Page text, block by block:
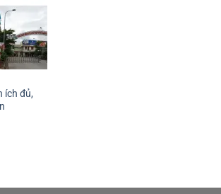
ích đủ,